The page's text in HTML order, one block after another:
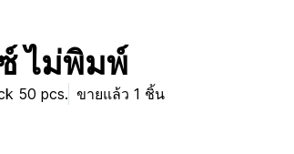
ไม่พิมพ์
50 pcs. ขายแล้ว 1 ชิ้น